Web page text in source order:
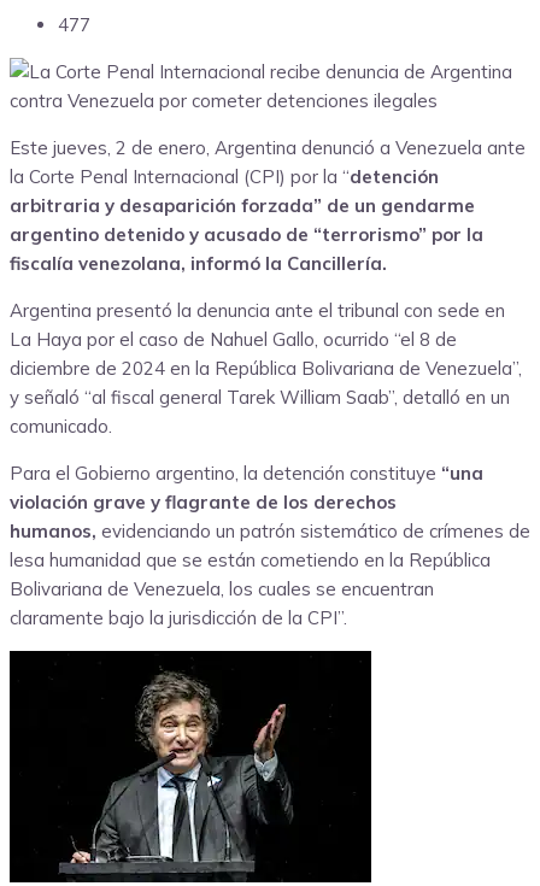
477
Este jueves, 2 de enero, Argentina denunció a Venezuela ante
la Corte Penal Internacional (CPI) por la “detención
arbitraria y desaparición forzada” de un gendarme
argentino detenido y acusado de “terrorismo” por la
fiscalía venezolana, informó la Cancillería.
Argentina presentó la denuncia ante el tribunal con sede en
La Haya por el caso de Nahuel Gallo, ocurrido “el 8 de
diciembre de 2024 en la República Bolivariana de Venezuela”,
y señaló “al fiscal general Tarek William Saab”, detalló en un
comunicado.
Para el Gobierno argentino, la detención constituye “una
violación grave y flagrante de los derechos
humanos, evidenciando un patrón sistemático de crímenes de
lesa humanidad que se están cometiendo en la República
Bolivariana de Venezuela, los cuales se encuentran
claramente bajo la jurisdicción de la CPI”.